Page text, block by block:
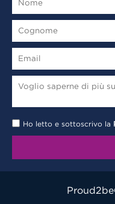
Ho letto e sottoscrivo la